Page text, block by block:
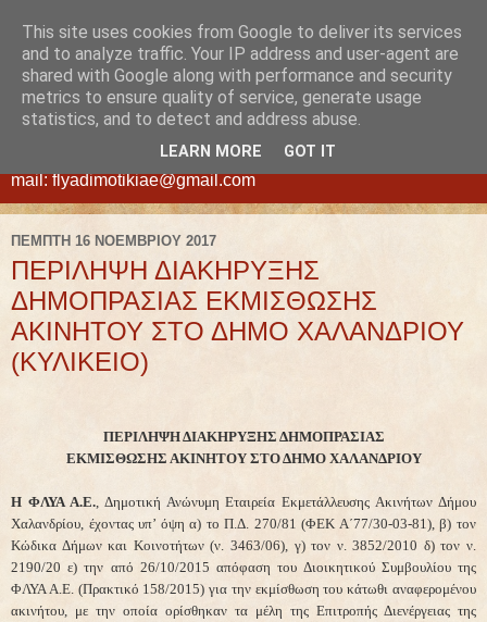
ΦΛΥΑ
ΔΗΜΟΤΙΚΗ ΑΝΩΝΥΜΗ ΕΤΑΙΡΕΙΑ ΕΚΜΕΤΑΛΛΕΥΣΗΣ
ΑΚΙΝΗΤΩΝ ΔΗΜΟΥ ΧΑΛΑΝΔΡΙΟΥ - ΝΕΑ ΔΙΕΥΘΥΝΣΗ:
Διογένους 42, Χαλάνδρι τ.κ. 15234, τηλ.210-6830305, e-
mail: flyadimotikiae@gmail.com
ΠΈΜΠΤΗ 16 ΝΟΕΜΒΡΊΟΥ 2017
ΠΕΡΙΛΗΨΗ ΔΙΑΚΗΡΥΞΗΣ
ΔΗΜΟΠΡΑΣΙΑΣ ΕΚΜΙΣΘΩΣΗΣ
ΑΚΙΝΗΤΟΥ ΣΤΟ ΔΗΜΟ ΧΑΛΑΝΔΡΙΟΥ
(ΚΥΛΙΚΕΙΟ)
ΠΕΡΙΛΗΨΗ ΔΙΑΚΗΡΥΞΗΣ ΔΗΜΟΠΡΑΣΙΑΣ
ΕΚΜΙΣΘΩΣΗΣ ΑΚΙΝΗΤΟΥ ΣΤΟ ΔΗΜΟ ΧΑΛΑΝΔΡΙΟΥ
Η ΦΛΥΑ Α.Ε., Δημοτική Ανώνυμη Εταιρεία Εκμετάλλευσης Ακινήτων Δήμου
Χαλανδρίου, έχοντας υπ’ όψη α) το Π.Δ. 270/81 (ΦΕΚ Α΄77/30-03-81), β) τον
Κώδικα Δήμων και Κοινοτήτων (ν. 3463/06), γ) τον ν. 3852/2010 δ) τον ν.
2190/20 ε) την από 26/10/2015 απόφαση του Διοικητικού Συμβουλίου της
ΦΛΥΑ Α.Ε. (Πρακτικό 158/2015) για την εκμίσθωση του κάτωθι αναφερομένου
ακινήτου, με την οποία ορίσθηκαν τα μέλη της Επιτροπής Διενέργειας της
This site uses cookies from Google to deliver its services
and to analyze traffic. Your IP address and user-agent are
shared with Google along with performance and security
metrics to ensure quality of service, generate usage
statistics, and to detect and address abuse.
LEARN MORE GOT IT